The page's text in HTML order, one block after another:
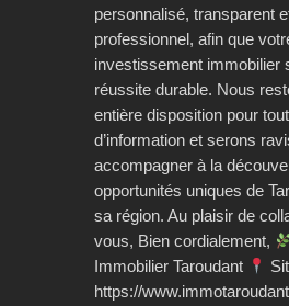
personnalisé, transparent
professionnel, afin que
investissement immobilier
réussite durable. Nous
entière disposition pour
d’information et serons
accompagner à la
opportunités uniques de
sa région. Au plaisir de
vous, Bien cordialement,
Immobilier Taroudant
https://